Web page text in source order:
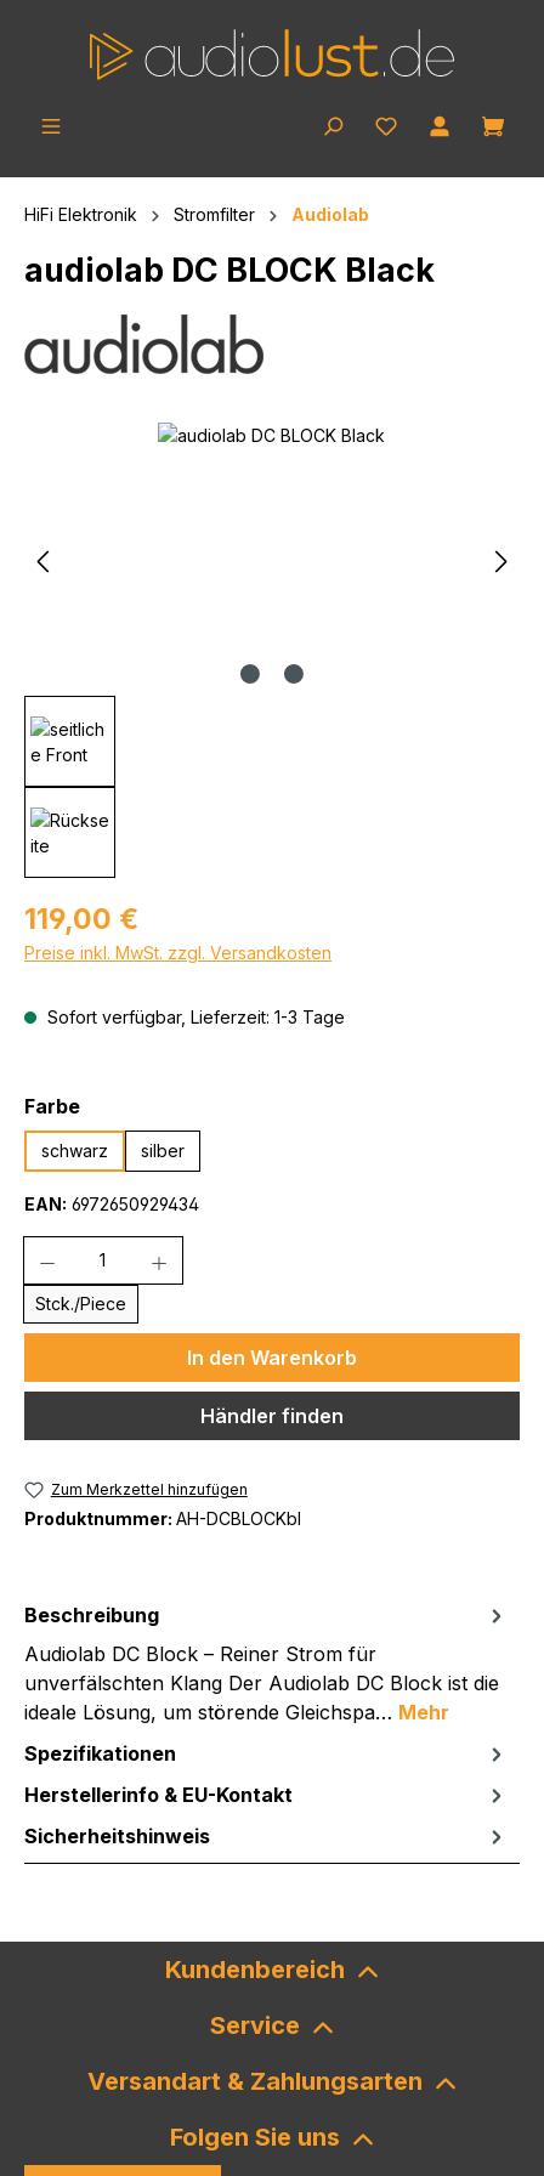
HiFi Elektronik Stromfilter Audiolab
audiolab DC BLOCK Black
Bildergalerie überspringen
Regulärer Preis:
119,00 €
Preise inkl. MwSt. zzgl. Versandkosten
Sofort verfügbar, Lieferzeit: 1-3 Tage
Farbeauswählen
schwarz silber
EAN: 6972650929434
Stck./Piece
In den Warenkorb
Händler finden
Zum Merkzettel hinzufügen
Produktnummer: AH-DCBLOCKbl
Beschreibung
Audiolab DC Block – Reiner Strom für
unverfälschten Klang Der Audiolab DC Block ist die
ideale Lösung, um störende Gleichspa… Mehr
Spezifikationen
Herstellerinfo & EU-Kontakt
Sicherheitshinweis
Kundenbereich
Service
Versandart & Zahlungsarten
Folgen Sie uns